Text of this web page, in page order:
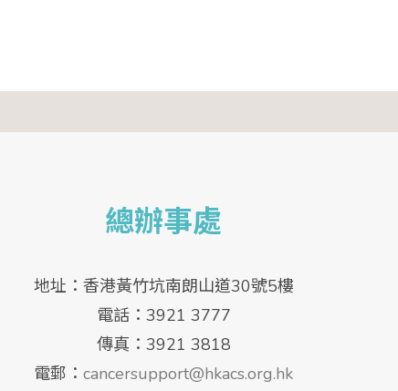
總辦事處
地址：香港黃竹坑南朗山道30號5樓
電話：3921 3777
傳真：3921 3818
電郵： cancersupport@hkacs.org.hk